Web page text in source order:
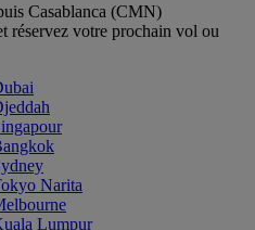
Casablanca (CMN)
réservez votre prochain vol ou
Narita
Lumpur